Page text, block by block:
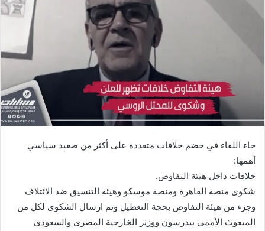
جاء اللقاء في خضم خلافات متعددة على أكثر من صعيد سياسي
أهمها:
خلافات داخل هيئة التفاوض.
شكوى منصة القاهرة ومنصة موسكو وهيئة التنسيق ضد الائتلاف
وجزء من هيئة التفاوض بحجة التعطيل وتم ارسال الشكوى لكل من
المبعوث الأممي بيدرسون ووزير الخارجية المصري والسعودي